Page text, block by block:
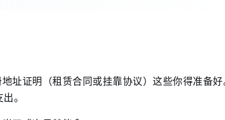
址证明（租赁合同或挂靠协议）这些你得准备
。